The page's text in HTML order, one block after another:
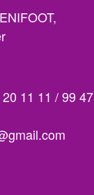
11 11 / 99 47